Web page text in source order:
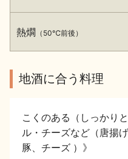
季節の商品
地酒蔵元会WEB展示会
熱燗 （50℃前後）
地酒に合う料理
こくのある（しっかり
ル・チーズなど（唐揚
豚、チーズ ）》